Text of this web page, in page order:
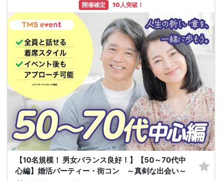
開催確定 10人突破！
【10名規模！ 男女バランス良好！】【50～70代中
心編】婚活パーティー・街コン ～真剣な出会い～